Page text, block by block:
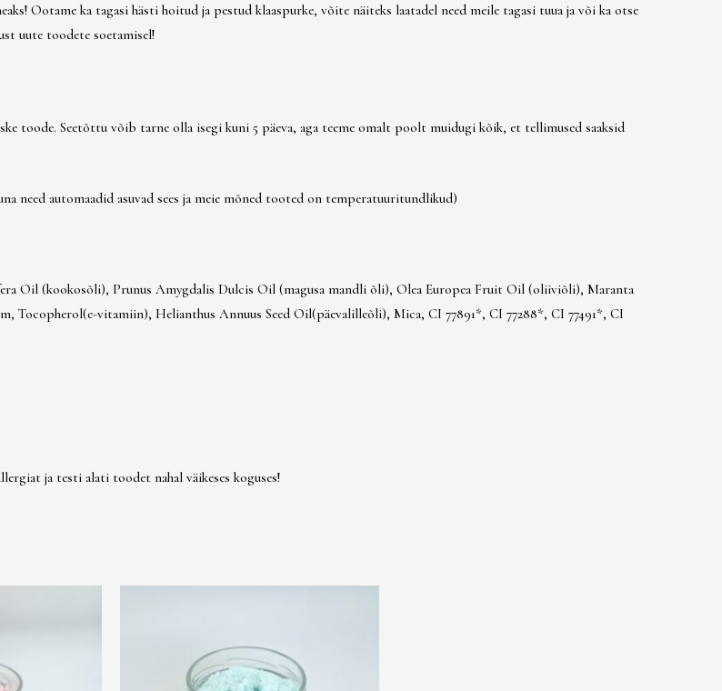
Ootame ka tagasi hästi hoitud ja pestud klaaspurke, võite näiteks laatadel need meile tagasi tuua ja või ka otse
uute toodete soetamisel!
toode. Seetõttu võib tarne olla isegi kuni 5 päeva, aga teeme omalt poolt muidugi kõik, et tellimused saaksid
need automaadid asuvad sees ja meie mõned tooted on temperatuuritundlikud)
Oil (kookosõli), Prunus Amygdalis Dulcis Oil (magusa mandli õli), Olea Europea Fruit Oil (oliiviõli), Maranta
Tocopherol(e-vitamiin), Helianthus Annuus Seed Oil(päevalilleõli), Mica, CI 77891*, CI 77288*, CI 77491*, CI
ja testi alati toodet nahal väikeses koguses!